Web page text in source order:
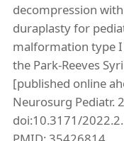
decompression
duraplasty for
malformation type
the Park-Reeves
[published online
Neurosurg Pediatr.
doi:10.3171/